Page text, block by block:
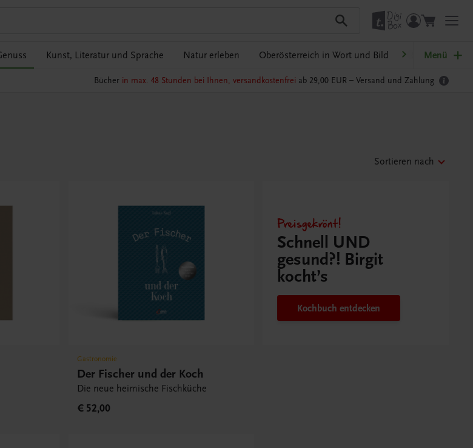
Kunst, Literatur und Sprache Natur erleben Oberösterreich in Wort und Bild Ratgeber
Menü
Bücher in max. 48 Stunden bei Ihnen, versandkostenfrei ab 29,00 EUR – Versand und Zahlung
Sortieren nach
Gastronomie
Der Fischer und der Koch
Die neue heimische Fischküche
€ 52,00
Preisgekrönt!
Schnell UND
gesund?! Birgit
kocht’s
Kochbuch entdecken